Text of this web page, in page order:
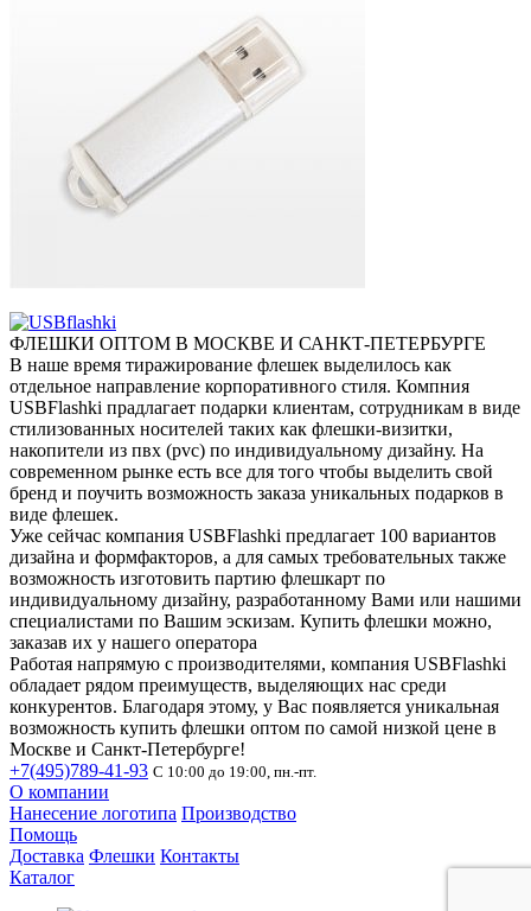
ФЛЕШКИ ОПТОМ В МОСКВЕ И САНКТ-ПЕТЕРБУРГЕ
В наше время тиражирование флешек выделилось как
отдельное направление корпоративного стиля. Компния
USBFlashki прадлагает подарки клиентам, сотрудникам в виде
стилизованных носителей таких как флешки-визитки,
накопители из пвх (pvc) по индивидуальному дизайну. На
современном рынке есть все для того чтобы выделить свой
бренд и поучить возможность заказа уникальных подарков в
виде флешек.
Уже сейчас компания USBFlashki предлагает 100 вариантов
дизайна и формфакторов, а для самых требовательных также
возможность изготовить партию флешкарт по
индивидуальному дизайну, разработанному Вами или нашими
специалистами по Вашим эскизам. Купить флешки можно,
заказав их у нашего оператора
Работая напрямую с производителями, компания USBFlashki
обладает рядом преимуществ, выделяющих нас среди
конкурентов. Благодаря этому, у Вас появляется уникальная
возможность купить флешки оптом по самой низкой цене в
Москве и Санкт-Петербурге!
+7(495)789-41-93 С 10:00 до 19:00, пн.-пт.
О компании
Нанесение логотипа Производство
Помощь
Доставка Флешки Контакты
Каталог